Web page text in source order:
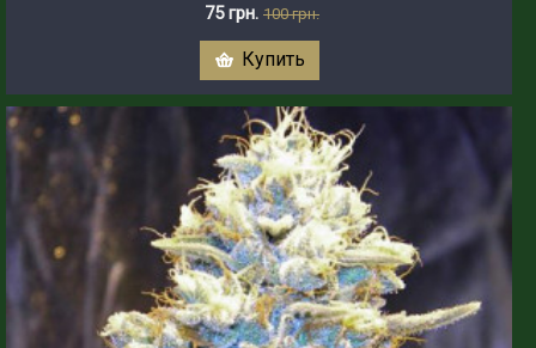
75 грн. 100 грн.
Купить